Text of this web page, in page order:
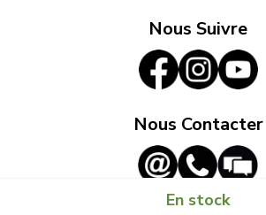
En stock
Nous Suivre
Nous Contacter